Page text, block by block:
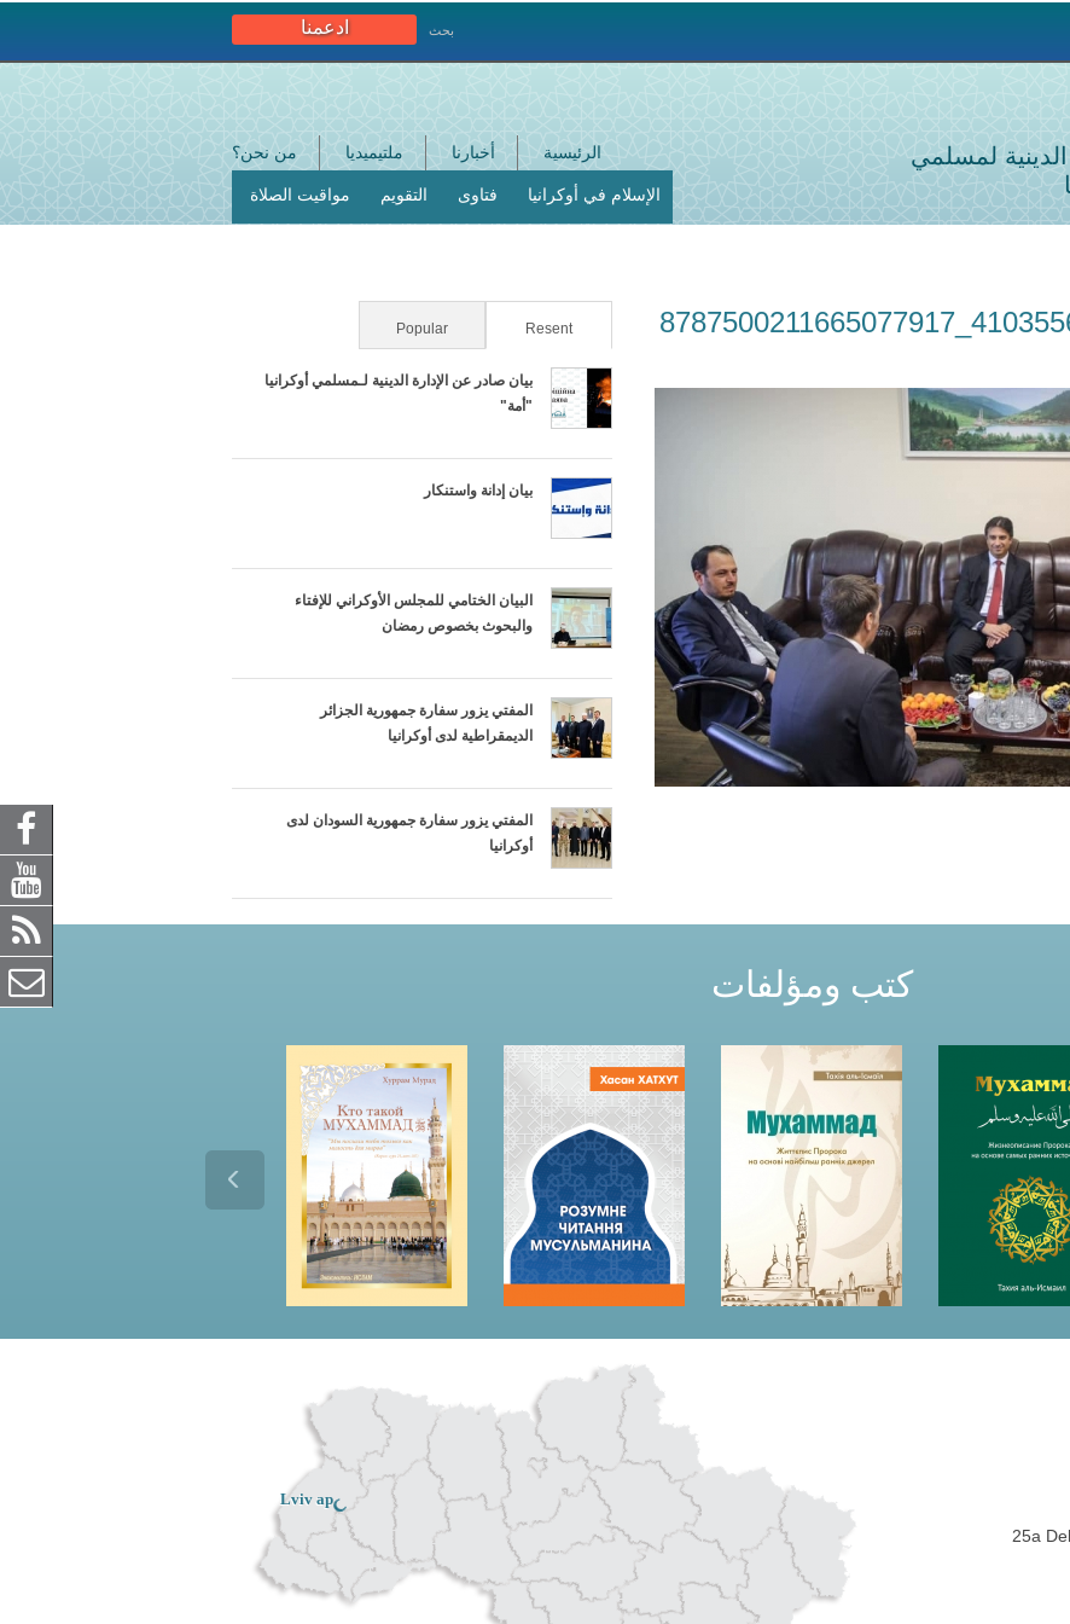
ادعمنا بحث
الدينية لمسلمي
الرئيسية أخبارنا ملتيميديا من نحن؟
الإسلام في أوكرانيا فتاوى التقويم مواقيت الصلاة
217837767_4103556486402583_8787500211665077917
Resent (علامة التبويب النشطة)
Popular
بيان صادر عن الإدارة الدينية لـمسلمي أوكرانيا
"أمة"
بيان إدانة واستنكار
البيان الختامي للمجلس الأوكراني للإفتاء
والبحوث بخصوص رمضان
المفتي يزور سفارة جمهورية الجزائر
الديمقراطية لدى أوكرانيا
المفتي يزور سفارة جمهورية السودان لدى
أوكرانيا
كتب ومؤلفات
Lviv ар
25a